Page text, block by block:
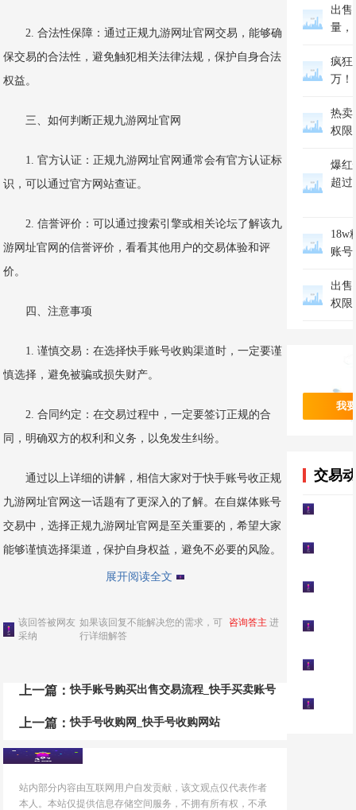
2. 合法性保障：通过正规九游网址官网交易，能够确
保交易的合法性，避免触犯相关法律法规，保护自身合法
权益。
三、如何判断正规九游网址官网
1. 官方认证：正规九游网址官网通常会有官方认证标
识，可以通过官方网站查证。
2. 信誉评价：可以通过搜索引擎或相关论坛了解该九
游网址官网的信誉评价，看看其他用户的交易体验和评
价。
四、注意事项
1. 谨慎交易：在选择快手账号收购渠道时，一定要谨
慎选择，避免被骗或损失财产。
2. 合同约定：在交易过程中，一定要签订正规的合
同，明确双方的权利和义务，以免发生纠纷。
通过以上详细的讲解，相信大家对于快手账号收正规
九游网址官网这一话题有了更深入的了解。在自媒体账号
交易中，选择正规九游网址官网是至关重要的，希望大家
能够谨慎选择渠道，保护自身权益，避免不必要的风险。
展开阅读全文
该回答被网友
采纳
如果该回复不能解决您的需求，可 咨询答主 进
行详细解答
上一篇：快手账号购买出售交易流程_快手买卖账号
上一篇：快手号收购网_快手号收购网站
站内部分内容由互联网用户自发贡献，该文观点仅代表作者
本人。本站仅提供信息存储空间服务，不拥有所有权，不承
出售
量，
疯狂
万！
热卖
权限
爆红
超
18w
账
出售
权限
我
交易